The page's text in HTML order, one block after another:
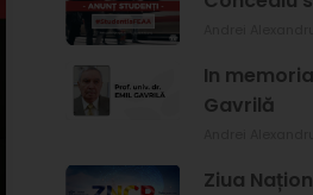
In
Gavrilă
Ziua